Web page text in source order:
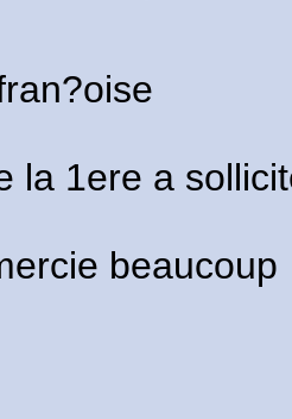
la 1ere a
beaucoup